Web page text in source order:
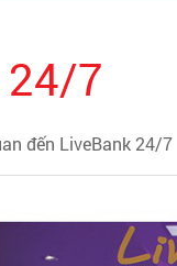
24/7
đến LiveBank 24/7